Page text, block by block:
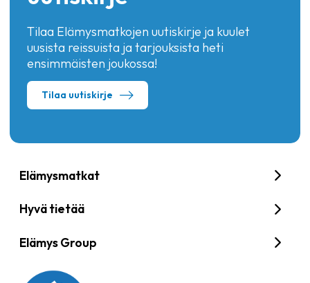
Tilaa Elämysmatkojen uutiskirje ja kuulet
uusista reissuista ja tarjouksista heti
ensimmäisten joukossa!
Tilaa uutiskirje
Elämysmatkat
Hyvä tietää
Elämys Group